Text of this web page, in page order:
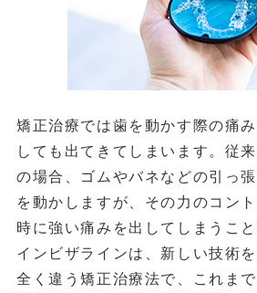
矯正治療では歯を動かす際の痛
しても出てきてしまいます。従
の場合、ゴムやバネなどの引っ
を動かしますが、その力のコン
時に強い痛みを出してしまうこと
インビザラインは、新しい技術
全く違う矯正治療法で、これま